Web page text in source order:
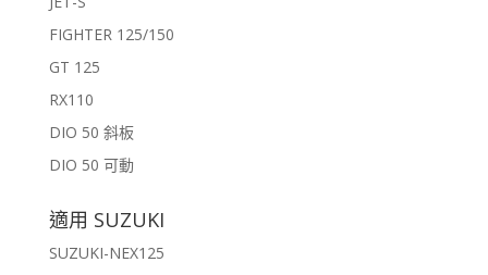
FIGHTER 125/150
GT 125
RX110
DIO 50 斜板
DIO 50 可動
適用 SUZUKI
SUZUKI-NEX125